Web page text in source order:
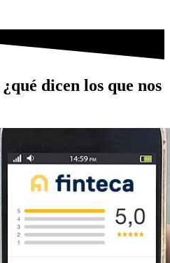
dicen los que nos